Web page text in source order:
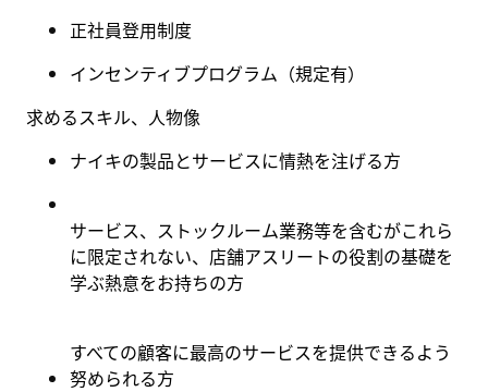
正社員登用制度
インセンティブプログラム（規定有）
求めるスキル、人物像
ナイキの製品とサービスに情熱を注げる方
サービス、ストックルーム業務等を含むがこれら
に限定されない、店舗アスリートの役割の基礎を
学ぶ熱意をお持ちの方
すべての顧客に最高のサービスを提供できるよう
努められる方